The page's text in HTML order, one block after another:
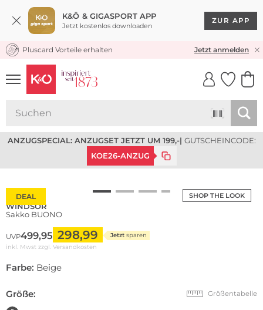
K&Ö & GIGASPORT APP
Jetzt kostenlos downloaden
ZUR APP
KOSTENLOSER VERSAND* & RÜCKVERSAND
Pluscard Vorteile erhalten Jetzt anmelden
UNSERE APP
CLICK &
ANZUGSPECIAL: ANZUGSET JETZT UM 199,-| GUTSCHEINCODE:
KOE26-ANZUG
SHOP THE LOOK
DEAL
WINDSOR
Sakko BUONO
UVP499,95 298,99 Jetzt sparen
inkl. Mwst zzgl. Versandkosten
Farbe: Beige
Größe: Größentabelle